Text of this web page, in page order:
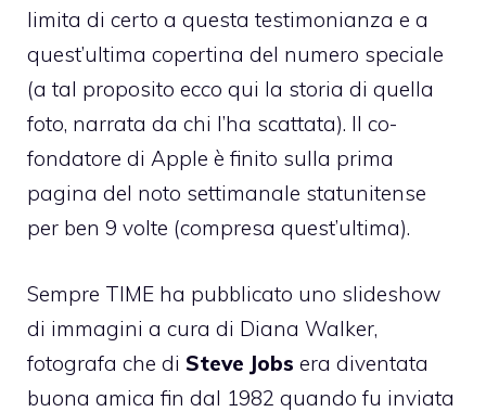
limita di certo a questa testimonianza e a
quest’ultima copertina del numero speciale
(a tal proposito ecco qui la storia di quella
foto, narrata da chi l’ha scattata). Il co-
fondatore di Apple è finito sulla prima
pagina del noto settimanale statunitense
per ben 9 volte (compresa quest’ultima).
Sempre TIME ha pubblicato uno slideshow
di immagini a cura di Diana Walker,
fotografa che di Steve Jobs era diventata
buona amica fin dal 1982 quando fu inviata